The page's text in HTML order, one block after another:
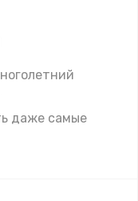
даже самые